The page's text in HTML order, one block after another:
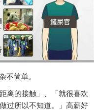
不简单。
离的接触」、「就很喜欢
过所以不知道。」高薪好